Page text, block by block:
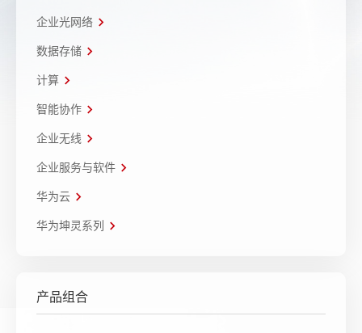
企业光网络
数据存储
计算
智能协作
企业无线
企业服务与软件
华为云
华为坤灵系列
产品组合